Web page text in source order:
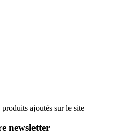
ajoutés sur le site
newsletter